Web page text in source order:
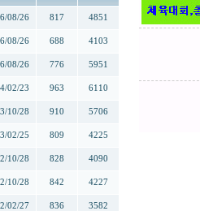
08/26 817 4851
08/26 688 4103
08/26 776 5951
02/23 963 6110
10/28 910 5706
02/25 809 4225
10/28 828 4090
10/28 842 4227
02/27 836 3582